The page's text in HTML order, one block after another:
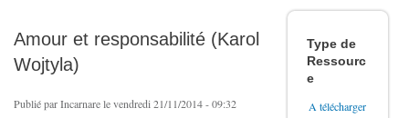
Amour et responsabilité (Karol
Wojtyla)
Publié parIncarnarele vendredi 21/11/2014 - 09:32
Type de
Ressourc
e
A télécharger